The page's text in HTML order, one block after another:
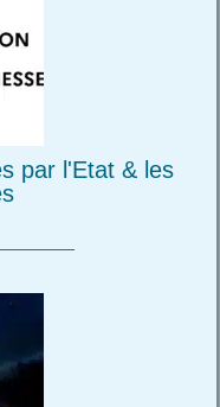
par l'Etat & les